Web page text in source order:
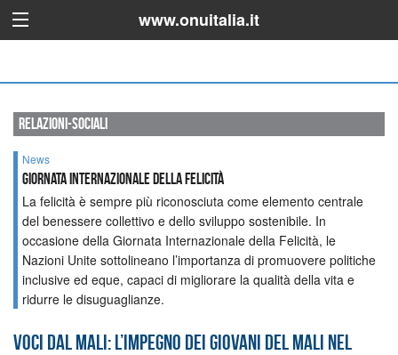
www.onuitalia.it
relazioni-sociali
News
GIORNATA INTERNAZIONALE DELLA FELICITÀ
La felicità è sempre più riconosciuta come elemento centrale
del benessere collettivo e dello sviluppo sostenibile. In
occasione della Giornata Internazionale della Felicità, le
Nazioni Unite sottolineano l’importanza di promuovere politiche
inclusive ed eque, capaci di migliorare la qualità della vita e
ridurre le disuguaglianze.
Voci dal Mali: l’impegno dei giovani del Mali nel